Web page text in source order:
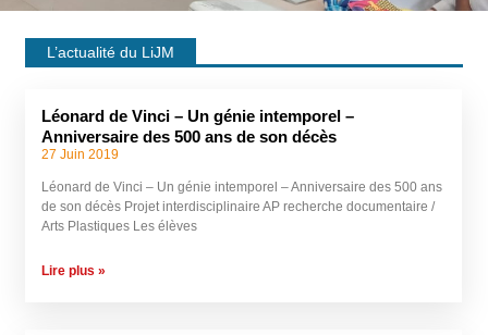
L’actualité du LiJM
Léonard de Vinci – Un génie intemporel –
Anniversaire des 500 ans de son décès
27 Juin 2019
Léonard de Vinci – Un génie intemporel – Anniversaire des 500 ans
de son décès Projet interdisciplinaire AP recherche documentaire /
Arts Plastiques Les élèves
Lire plus »